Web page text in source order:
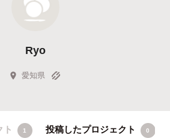
Ryo
愛知県
1 投稿したプロジェクト 0